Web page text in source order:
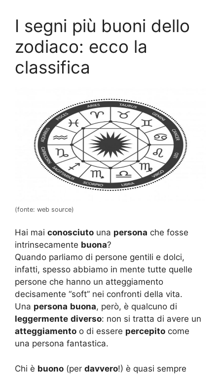
I segni più buoni dello
zodiaco: ecco la
classifica
(fonte: web source)
Hai mai conosciuto una persona che fosse
intrinsecamente buona?
Quando parliamo di persone gentili e dolci,
infatti, spesso abbiamo in mente tutte quelle
persone che hanno un atteggiamento
decisamente “soft” nei confronti della vita.
Una persona buona, però, è qualcuno di
leggermente diverso: non si tratta di avere un
atteggiamento o di essere percepito come
una persona fantastica.
Chi è buono (per davvero!) è quasi sempre